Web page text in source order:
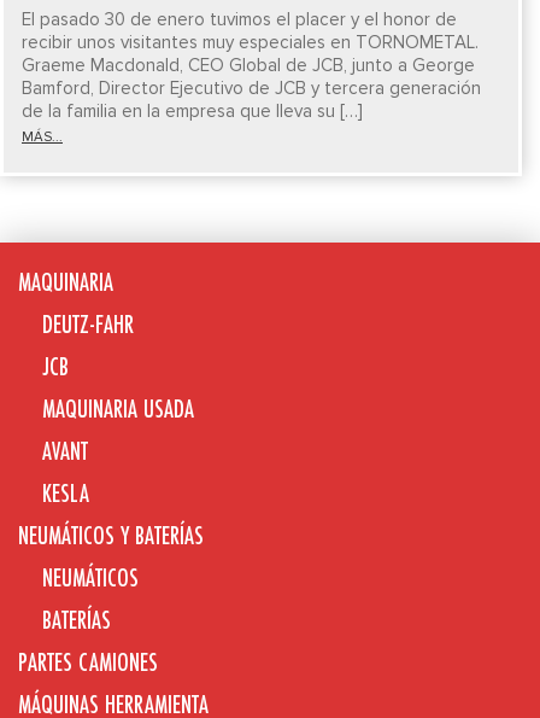
El pasado 30 de enero tuvimos el placer y el honor de
recibir unos visitantes muy especiales en TORNOMETAL.
Graeme Macdonald, CEO Global de JCB, junto a George
Bamford, Director Ejecutivo de JCB y tercera generación
de la familia en la empresa que lleva su […]
MÁS...
MAQUINARIA
DEUTZ-FAHR
JCB
MAQUINARIA USADA
AVANT
KESLA
NEUMÁTICOS Y BATERÍAS
NEUMÁTICOS
BATERÍAS
PARTES CAMIONES
MÁQUINAS HERRAMIENTA